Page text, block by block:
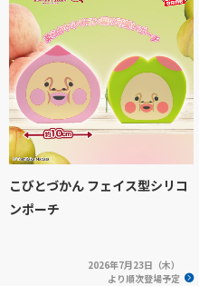
こびとづかん フェイス型シリコ
ンポーチ
2026年7月23日（木）
より順次登場予定